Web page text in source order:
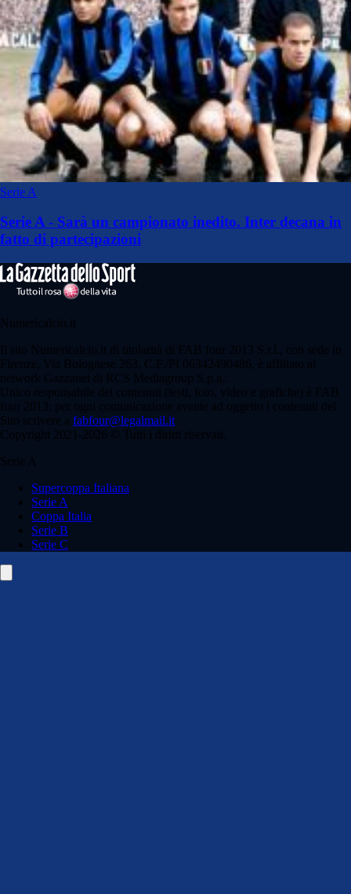
Serie A
Serie A - Sarà un campionato inedito. Inter decana in
fatto di partecipazioni
Numericalcio.it
Il sito Numericalcio.it di titolarità di FAB four 2013 S.r.l., con sede in
Firenze, Via Bolognese 263, C.F./PI 06342490486, è affiliato al
network Gazzanet di RCS Mediagroup S.p.a..
Unico responsabile dei contenuti (testi, foto, video e grafiche) è FAB
four 2013; per ogni comunicazione avente ad oggetto i contenuti del
Sito scrivere a fabfour@legalmail.it
Copyright 2021-2026 © Tutti i diritti riservati.
Serie A
Supercoppa Italiana
Serie A
Coppa Italia
Serie B
Serie C